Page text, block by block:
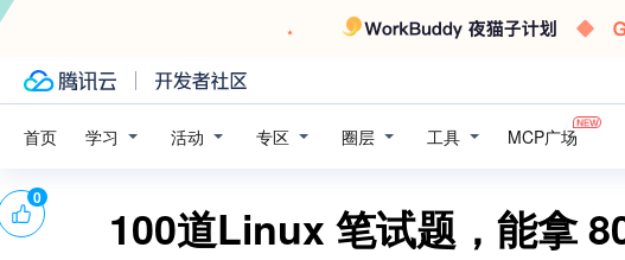
首页 学习 活动 专区 圈层 工具 MCP广场
100道Linux 笔试题，能拿
0